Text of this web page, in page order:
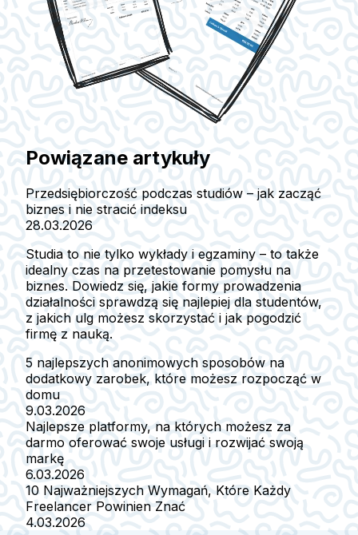
Powiązane artykuły
Przedsiębiorczość podczas studiów – jak zacząć
biznes i nie stracić indeksu
28.03.2026
Studia to nie tylko wykłady i egzaminy – to także
idealny czas na przetestowanie pomysłu na
biznes. Dowiedz się, jakie formy prowadzenia
działalności sprawdzą się najlepiej dla studentów,
z jakich ulg możesz skorzystać i jak pogodzić
firmę z nauką.
5 najlepszych anonimowych sposobów na
dodatkowy zarobek, które możesz rozpocząć w
domu
9.03.2026
Najlepsze platformy, na których możesz za
darmo oferować swoje usługi i rozwijać swoją
markę
6.03.2026
10 Najważniejszych Wymagań, Które Każdy
Freelancer Powinien Znać
4.03.2026